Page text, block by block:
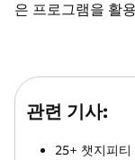
은 프로그램을 활
관련 기사:
25+ 챗지피티